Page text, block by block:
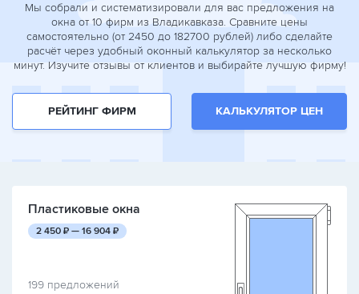
Мы собрали и систематизировали для вас предложения на
окна от 10 фирм из Владикавказа. Сравните цены
самостоятельно (от 2450 до 182700 рублей) либо сделайте
расчёт через удобный оконный калькулятор за несколько
минут. Изучите отзывы от клиентов и выбирайте лучшую фирму!
РЕЙТИНГ ФИРМ КАЛЬКУЛЯТОР ЦЕН
Пластиковые окна
2 450 руб.
₽ — 16 904 руб.
₽
199 предложений